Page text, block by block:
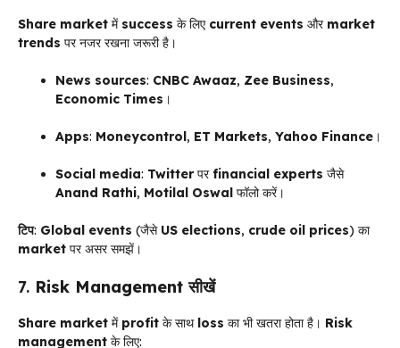
Share market में success के लिए current events और market
trends पर नजर रखना जरूरी है।
News sources: CNBC Awaaz, Zee Business,
Economic Times ।
Apps: Moneycontrol , ET Markets, Yahoo Finance ।
Social media: Twitterपर financial experts जैसे
Anand Rathi, Motilal Oswal फॉलो करें।
टिप: Global events (जैसे US elections, crude oil prices) का
market पर असर समझें।
7. Risk Management सीखें
Share market में profit के साथ loss का भी खतरा होता है। Risk
management के लिए: